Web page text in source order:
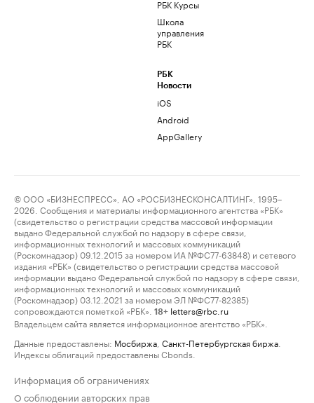
РБК Курсы
Школа
управления
РБК
РБК
Новости
iOS
Android
AppGallery
© ООО «БИЗНЕСПРЕСС», АО «РОСБИЗНЕСКОНСАЛТИНГ», 1995–
2026. Сообщения и материалы информационного агентства «РБК»
(свидетельство о регистрации средства массовой информации
выдано Федеральной службой по надзору в сфере связи,
информационных технологий и массовых коммуникаций
(Роскомнадзор) 09.12.2015 за номером ИА №ФС77-63848) и сетевого
издания «РБК» (свидетельство о регистрации средства массовой
информации выдано Федеральной службой по надзору в сфере связи,
информационных технологий и массовых коммуникаций
(Роскомнадзор) 03.12.2021 за номером ЭЛ №ФС77-82385)
сопровождаются пометкой «РБК».
18+ letters@rbc.ru
Владельцем сайта является информационное агентство «РБК».
Данные предоставлены: Мосбиржа Санкт-Петербургская биржа
Индексы облигаций предоставлены Cbonds.
Информация об ограничениях
О соблюдении авторских прав